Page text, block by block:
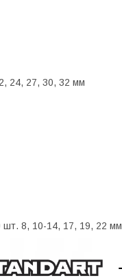
24, 27, 30, 32 мм
шт. 8, 10-14, 17, 19, 22 мм